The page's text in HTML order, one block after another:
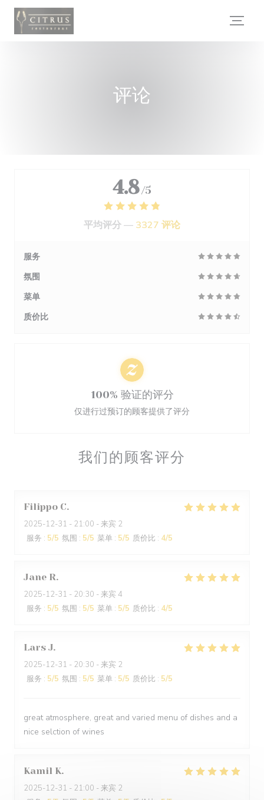
Cookie管理面板
评论
我们的顾客评分
Filippo C
2025-12-31 - 21:00 - 来宾 2
服务 : 5/5 氛围 : 5/5 菜单 : 5/5 质价比 : 4/5
Jane R
2025-12-31 - 20:30 - 来宾 4
服务 : 5/5 氛围 : 5/5 菜单 : 5/5 质价比 : 4/5
Lars J
2025-12-31 - 20:30 - 来宾 2
服务 : 5/5 氛围 : 5/5 菜单 : 5/5 质价比 : 5/5
great atmosphere, great and varied menu of dishes and a
nice selction of wines
Kamil K
2025-12-31 - 21:00 - 来宾 2
4.8 /5
平均评分 — 3327 评论
服务
氛围
菜单
质价比
100% 验证的评分
仅进行过预订的顾客提供了评分